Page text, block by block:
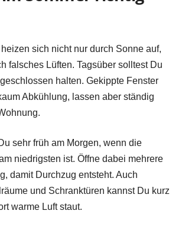
sich nicht nur durch Sonne auf,
falsches Lüften. Tagsüber solltest Du
halten. Gekippte Fenster
Abkühlung, lassen aber ständig
sehr früh am Morgen, wenn die
niedrigsten ist. Öffne dabei mehrere
damit Durchzug entsteht. Auch
und Schranktüren kannst Du kurz
warme Luft staut.